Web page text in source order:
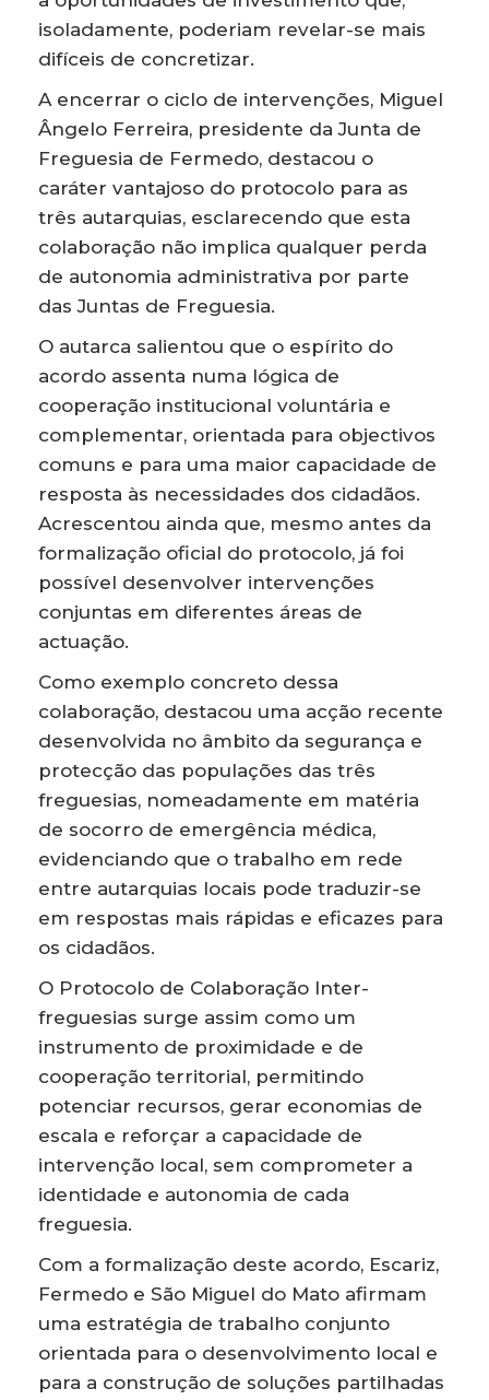
isoladamente, poderiam revelar-se mais
difíceis de concretizar.
A encerrar o ciclo de intervenções, Miguel
Ângelo Ferreira, presidente da Junta de
Freguesia de Fermedo, destacou o
caráter vantajoso do protocolo para as
três autarquias, esclarecendo que esta
colaboração não implica qualquer perda
de autonomia administrativa por parte
das Juntas de Freguesia.
O autarca salientou que o espírito do
acordo assenta numa lógica de
cooperação institucional voluntária e
complementar, orientada para objectivos
comuns e para uma maior capacidade de
resposta às necessidades dos cidadãos.
Acrescentou ainda que, mesmo antes da
formalização oficial do protocolo, já foi
possível desenvolver intervenções
conjuntas em diferentes áreas de
actuação.
Como exemplo concreto dessa
colaboração, destacou uma acção recente
desenvolvida no âmbito da segurança e
protecção das populações das três
freguesias, nomeadamente em matéria
de socorro de emergência médica,
evidenciando que o trabalho em rede
entre autarquias locais pode traduzir-se
em respostas mais rápidas e eficazes para
os cidadãos.
O Protocolo de Colaboração Inter-
freguesias surge assim como um
instrumento de proximidade e de
cooperação territorial, permitindo
potenciar recursos, gerar economias de
escala e reforçar a capacidade de
intervenção local, sem comprometer a
identidade e autonomia de cada
freguesia.
Com a formalização deste acordo, Escariz,
Fermedo e São Miguel do Mato afirmam
uma estratégia de trabalho conjunto
orientada para o desenvolvimento local e
para a construção de soluções partilhadas